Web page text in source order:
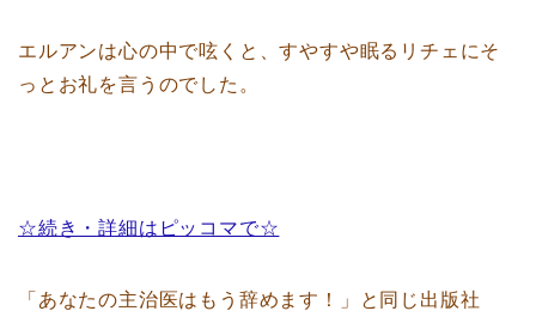
エルアンは心の中で呟くと、すやすや眠るリチェにそ
っとお礼を言うのでした。
☆続き・詳細はピッコマで☆
「あなたの主治医はもう辞めます！」と同じ出版社